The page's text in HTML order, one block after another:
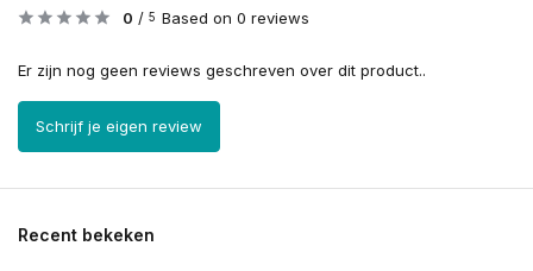
0 / 5 Based on 0 reviews
Er zijn nog geen reviews geschreven over dit product..
Schrijf je eigen review
Recent bekeken